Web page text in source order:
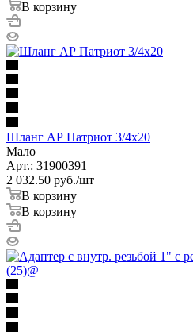
В корзину
Шланг АР Патриот 3/4х20
Мало
Арт.: 31900391
2 032.50 руб./шт
В корзину
В корзину